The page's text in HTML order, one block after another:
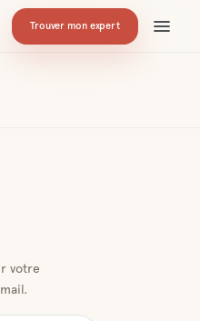
Trouver mon expert
votre